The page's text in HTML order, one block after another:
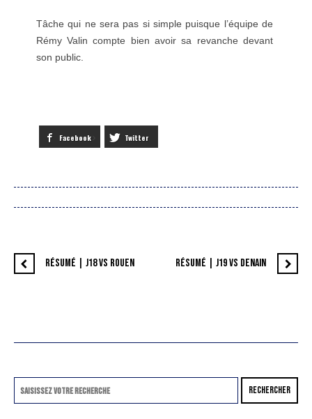
Tâche qui ne sera pas si simple puisque l’équipe de
Rémy Valin compte bien avoir sa revanche devant
son public.
Facebook Twitter
RÉSUMÉ | J19 VS DENAIN
RÉSUMÉ | J18 VS ROUEN
RECHERCHER